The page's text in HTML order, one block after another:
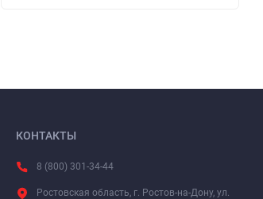
КОНТАКТЫ
8 (800) 301-34-44
Ростовская область, г. Ростов-на-Дону, ул.